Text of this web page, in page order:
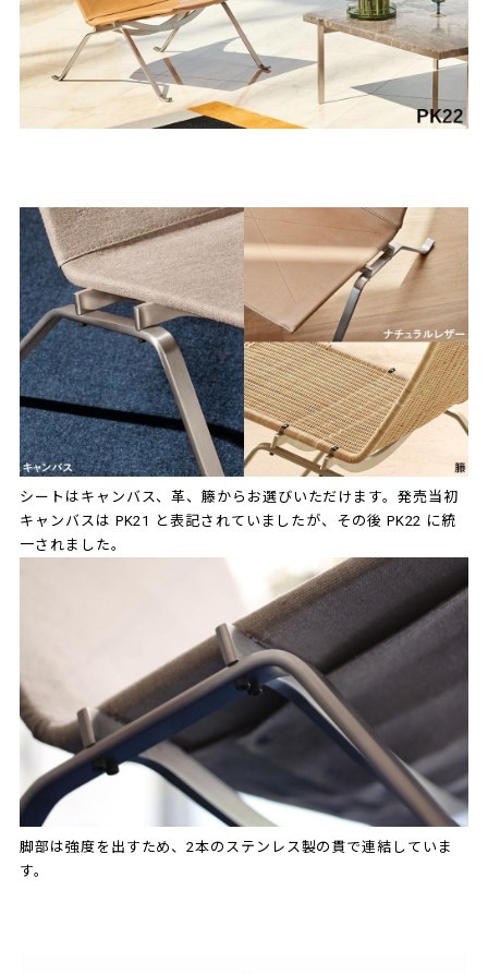
シートはキャンバス、革、籐からお選びいただけます。発売当初
キャンバスは PK21 と表記されていましたが、その後 PK22 に統
一されました。
脚部は強度を出すため、2本のステンレス製の貫で連結していま
す。